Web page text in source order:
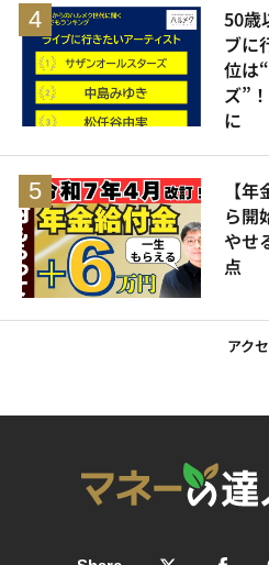
50歳
ブに
位は
ズ”
に
【
ら開
やせ
点
アク